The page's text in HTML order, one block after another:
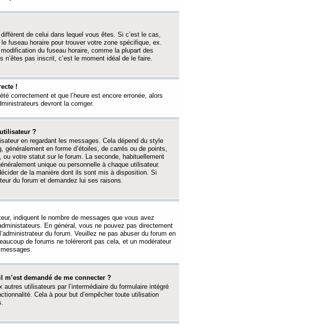
de celui dans lequel vous êtes. Si c’est le cas,
fuseau horaire pour trouver votre zone spécifique, ex.
du fuseau horaire, comme la plupart des
pas inscrit, c’est le moment idéal de le faire.
!
correctement et que l’heure est encore erronée, alors
devront la corriger.
?
en regardant les messages. Cela dépend du style
en forme d’étoiles, de carrés ou de points,
votre statut sur le forum. La seconde, habituellement
unique ou personnelle à chaque utilisateur.
de la manière dont ils sont mis à disposition. Si
du forum et demandez lui ses raisons.
indiquent le nombre de messages que vous avez
En général, vous ne pouvez pas directement
du forum. Veuillez ne pas abuser du forum en
de forums ne toléreront pas cela, et un modérateur
demandé de me connecter ?
utilisateurs par l’intermédiaire du formulaire intégré
Cela à pour but d’empêcher toute utilisation